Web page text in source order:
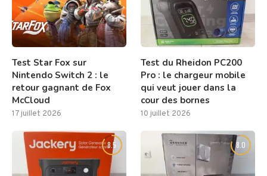
Test Star Fox sur
Nintendo Switch 2 : le
retour gagnant de Fox
McCloud
17 juillet 2026
Test du Rheidon PC200
Pro : le chargeur mobile
qui veut jouer dans la
cour des bornes
10 juillet 2026
8.5 8.0